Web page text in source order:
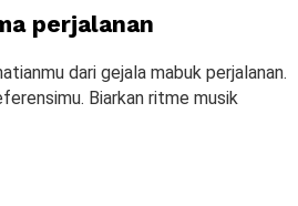
perjalanan
dari gejala mabuk perjalanan.
Biarkan ritme musik